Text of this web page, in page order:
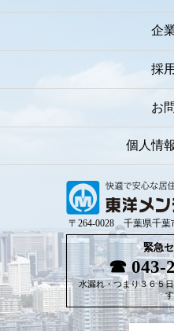
企
採
お
個人情
〒264-0028 千葉県千葉
緊急
043-
水漏れ・つまり３６５